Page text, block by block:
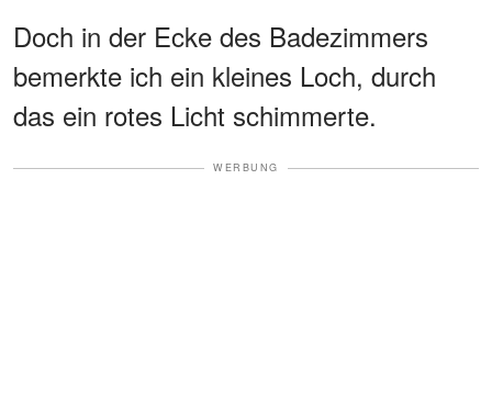
Doch in der Ecke des Badezimmers
bemerkte ich ein kleines Loch, durch
das ein rotes Licht schimmerte.
WERBUNG